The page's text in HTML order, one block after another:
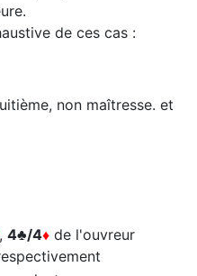
de ces cas :
non maîtresse. et
, 4♣/4♦ de l'ouvreur